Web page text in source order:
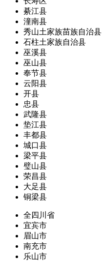
綦江县
潼南县
秀山土家族苗族自治县
石柱土家族自治县
巫溪县
巫山县
奉节县
云阳县
开县
忠县
武隆县
垫江县
丰都县
城口县
梁平县
璧山县
荣昌县
大足县
铜梁县
全四川省
宜宾市
眉山市
南充市
乐山市